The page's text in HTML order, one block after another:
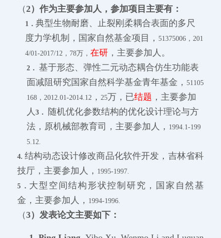
（2）作为主要参加人，参加项目主要有：
1． 典型生物耐磨、止裂刚柔耦合表面的多尺
度力学机制，国家自然基金项目， 51375006，201
4/01-2017/12，78万， 在研 ，主要参加人。
2． 基于形态、弹性二元动态耦合仿生功能表
面减阻研究国家自然科学基金青年基金， 51105
168，2012.01-2014.12 ， 25万，已结题 ，主要参加
人 3．
随机优化参数结构的优化设计理论与方
法，原机械部教育司，主要参加人， 1994.1-199
5.12.
4.结构动态设计修改商品化软件开发，吉林省科
技厅，主要参加人， 1995-1997.
5． 大型空间结构形状控制研究，国家自然基
金，主要参加人， 1994-1996.
（3）发表论文主要如下：